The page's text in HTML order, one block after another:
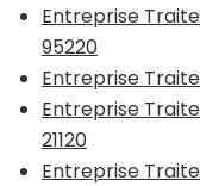
Entreprise
95220
Entreprise
Entreprise
21120
Entreprise